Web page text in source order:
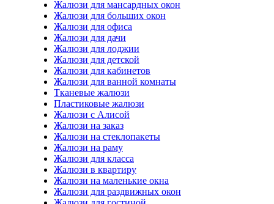
Жалюзи для мансардных окон
Жалюзи для больших окон
Жалюзи для офиса
Жалюзи для дачи
Жалюзи для лоджии
Жалюзи для детской
Жалюзи для кабинетов
Жалюзи для ванной комнаты
Тканевые жалюзи
Пластиковые жалюзи
Жалюзи с Алисой
Жалюзи на заказ
Жалюзи на стеклопакеты
Жалюзи на раму
Жалюзи для класса
Жалюзи в квартиру
Жалюзи на маленькие окна
Жалюзи для раздвижных окон